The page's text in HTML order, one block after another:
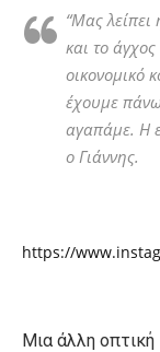
“Μας
και το
οικονομικό
έχουμε
αγαπάμε. Η
ο Γιάννης.
https://
Μια άλλη οπτική